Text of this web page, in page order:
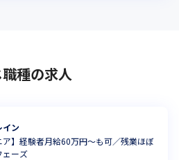
種の求人
イン
ア】経験者月給60万円～も可／残業ほぼ
ェーズ